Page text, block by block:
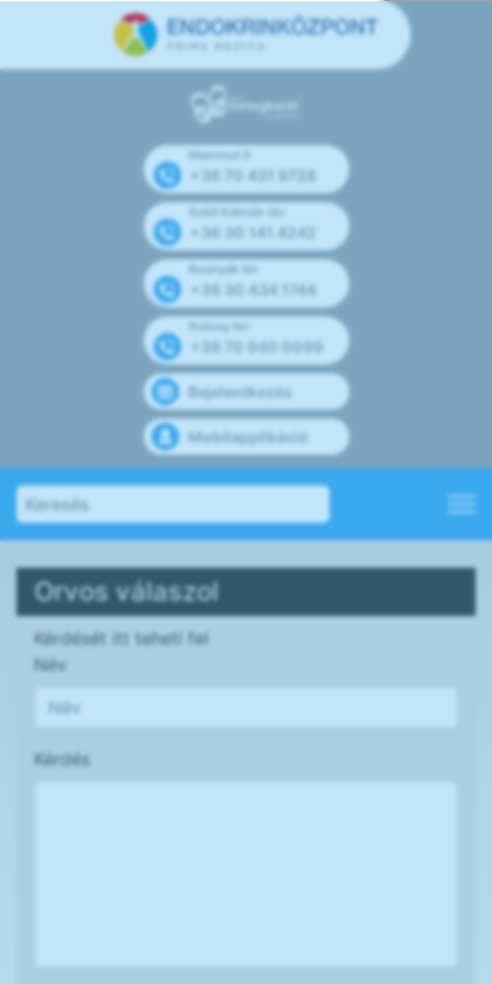
Mammut II
+36 70 431 9728
Széll Kálmán tér
+36 30 141 4242
Bosnyák tér
+36 30 434 1744
Kolosy tér
+36 70 940 0099
Bejelentkezés
Mobilapplikáció
Orvos válaszol
Kérdését itt teheti fel
Név
Kérdés